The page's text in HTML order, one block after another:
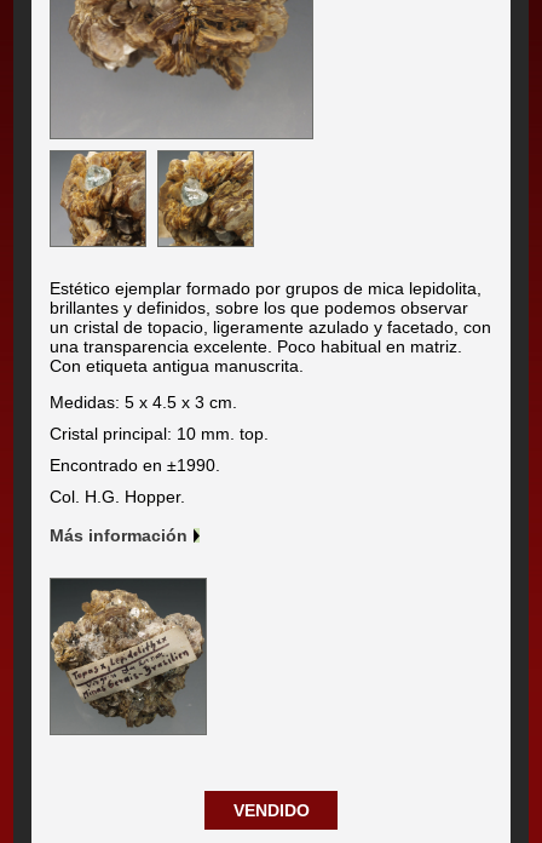
Estético ejemplar formado por grupos de mica lepidolita,
brillantes y definidos, sobre los que podemos observar
un cristal de topacio, ligeramente azulado y facetado, con
una transparencia excelente. Poco habitual en matriz.
Con etiqueta antigua manuscrita.
Medidas: 5 x 4.5 x 3 cm.
Cristal principal: 10 mm. top.
Encontrado en ±1990.
Col. H.G. Hopper.
Más información
VENDIDO